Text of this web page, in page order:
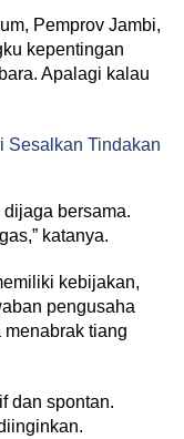
Pemprov Jambi,
kepentingan
Apalagi kalau
Sesalkan Tindakan
dijaga bersama.
katanya.
kebijakan,
pengusaha
tiang
dan spontan.